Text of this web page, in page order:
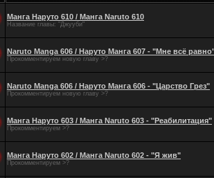
Манга Наруто 610 / Манга Naruto 610
Название главы: "Джууби"
Naruto Manga 606 / Наруто Манга 607 - "Мне всё
Прокомментируем новую главу >?
Naruto Manga 606 / Наруто Манга 606 - "Царство Грез"
Прокомментируем новую главу >?
Манга Наруто 603 / Манга Naruto 603 - "Реабилитация"
Прокомментируем >?
Манга Наруто 602 / Манга Naruto 602 - "Я жив"
Прокомментируем >?